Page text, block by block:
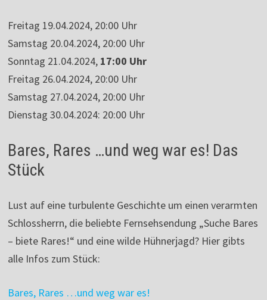
Freitag 19.04.2024, 20:00 Uhr
Samstag 20.04.2024, 20:00 Uhr
Sonntag 21.04.2024, 17:00 Uhr
Freitag 26.04.2024, 20:00 Uhr
Samstag 27.04.2024, 20:00 Uhr
Dienstag 30.04.2024: 20:00 Uhr
Bares, Rares …und weg war es! Das
Stück
Lust auf eine turbulente Geschichte um einen verarmten
Schlossherrn, die beliebte Fernsehsendung „Suche Bares
– biete Rares!“ und eine wilde Hühnerjagd? Hier gibts
alle Infos zum Stück:
Bares, Rares …und weg war es!